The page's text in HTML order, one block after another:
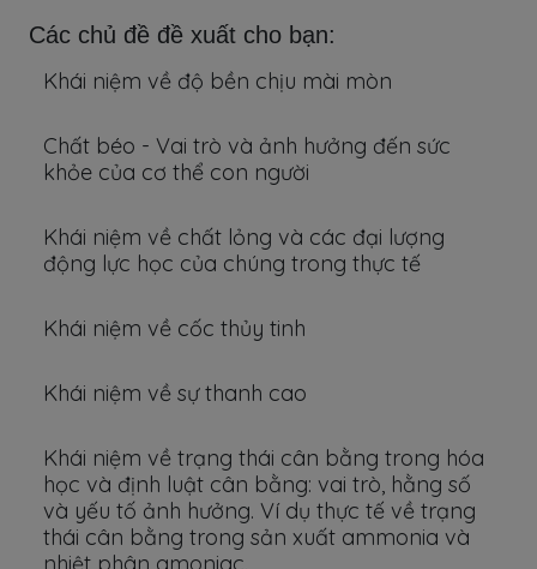
Các chủ đề đề xuất cho bạn:
Khái niệm về độ bền chịu mài mòn
Chất béo - Vai trò và ảnh hưởng đến sức
khỏe của cơ thể con người
Khái niệm về chất lỏng và các đại lượng
động lực học của chúng trong thực tế
Khái niệm về cốc thủy tinh
Khái niệm về sự thanh cao
Khái niệm về trạng thái cân bằng trong hóa
học và định luật cân bằng: vai trò, hằng số
và yếu tố ảnh hưởng. Ví dụ thực tế về trạng
thái cân bằng trong sản xuất ammonia và